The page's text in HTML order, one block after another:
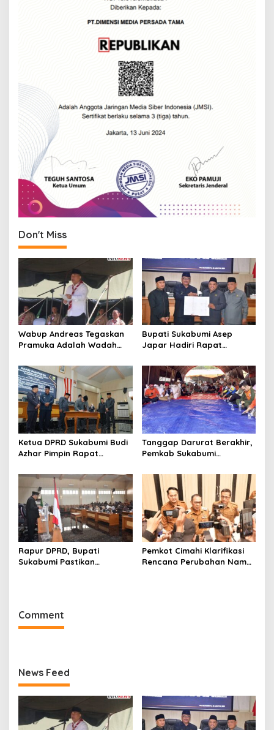
Don't Miss
Wabup Andreas Tegaskan
Pramuka Adalah Wadah
Karakter Generasi Muda
Bupati Sukabumi Asep
Japar Hadiri Rapat
PPAS dan Raperda
Disabilitas
Ketua DPRD Sukabumi Budi
Azhar Pimpin Rapat
dan Raperda Tirta Jaya
Tanggap Darurat Berakhir,
Pemkab Sukabumi
Dimulai
Rapur DPRD, Bupati
Sukabumi Pastikan
Pemkot Cimahi Klarifikasi
Rencana Perubahan Nama
Comment
News Feed